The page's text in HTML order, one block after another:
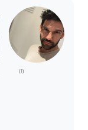
(1)